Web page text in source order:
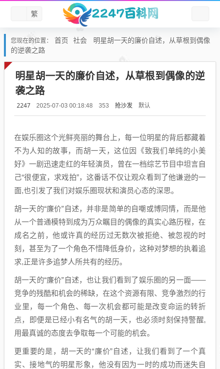
繁
您现在的位置： 首页 社会
明星胡一天的廉价自述，从草根到偶像
的逆袭之路
明星胡一天的廉价自述，从草根到偶像的逆
袭之路
2247 2025-07-03 00:18:48 353 抢沙发 默认
在娱乐圈这个光鲜亮丽的舞台上，每一位明星的背后都藏着
不为人知的故事，而胡一天，这位因《致我们单纯的小美
好》一剧迅速走红的年轻演员，曾在一档综艺节目中坦言自
己“很便宜，求戏拍”，这番话不仅让观众看到了他谦逊的一
面,也引发了我们对娱乐圈现状和演员心态的深思。
胡一天的“廉价”自述，并非是简单的自嘲或博同情，而是他
从一个普通模特到成为万众瞩目的偶像的真实心路历程，在
成名之前，他或许真的经历过无数次被拒绝、被忽视的时
刻，甚至为了一个角色不惜降低身价，这种对梦想的执着追
求,正是许多追梦人所共有的经历。
胡一天的“廉价”自述，也让我们看到了娱乐圈的另一面——
竞争的残酷和机会的稀缺，在这个资源有限、竞争激烈的行
业里，每一个角色、每一次机会都可能是改变命运的转折
点，即便是已经小有名气的胡一天，也必须时刻保持警醒,
用最真诚的态度去争取每一个可能的机会。
更重要的是，胡一天的“廉价”自述，让我们看到了一个真
实、接地气的明星形象，他没有因为一时的成功而迷失自